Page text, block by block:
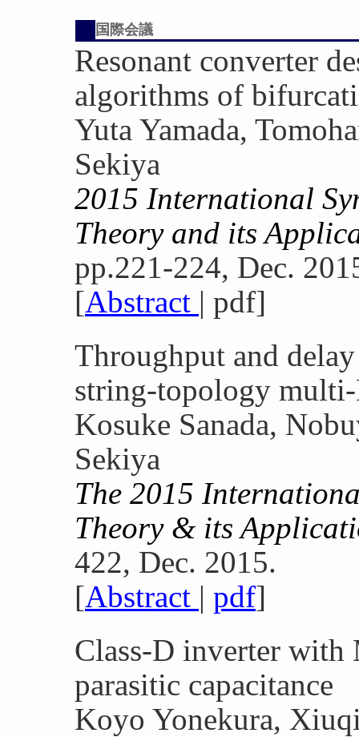
国際会議
Resonant converter
algorithms of
Yuta Yamada,
Sekiya
2015 International
Theory and its
pp.221-224, Dec.
[Abstract | pdf]
Throughput and
string-topology
Kosuke Sanada,
Sekiya
The 2015
Theory & its
422, Dec. 2015.
[Abstract | pdf]
Class-D inverter with
parasitic capacitance
Koyo Yonekura,